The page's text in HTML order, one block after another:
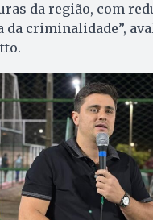
da região, com
criminalidade”,